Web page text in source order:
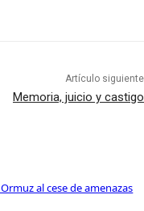
Artículo siguiente
Memoria, juicio y castigo
al cese de amenazas